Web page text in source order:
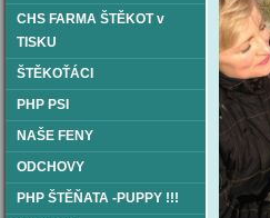
CHS FARMA ŠTĚKOT v
TISKU
ŠTĚKOŤÁCI
PHP PSI
NAŠE FENY
ODCHOVY
PHP ŠTĚŇATA -PUPPY !!!